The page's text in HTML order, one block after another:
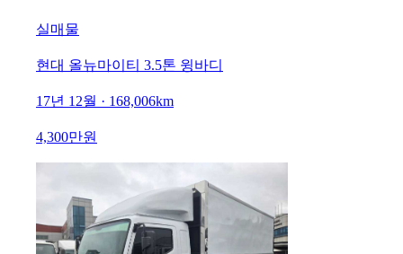
실매물
현대 올뉴마이티 3.5톤 윙바디
17년 12월 · 168,006km
4,300만원